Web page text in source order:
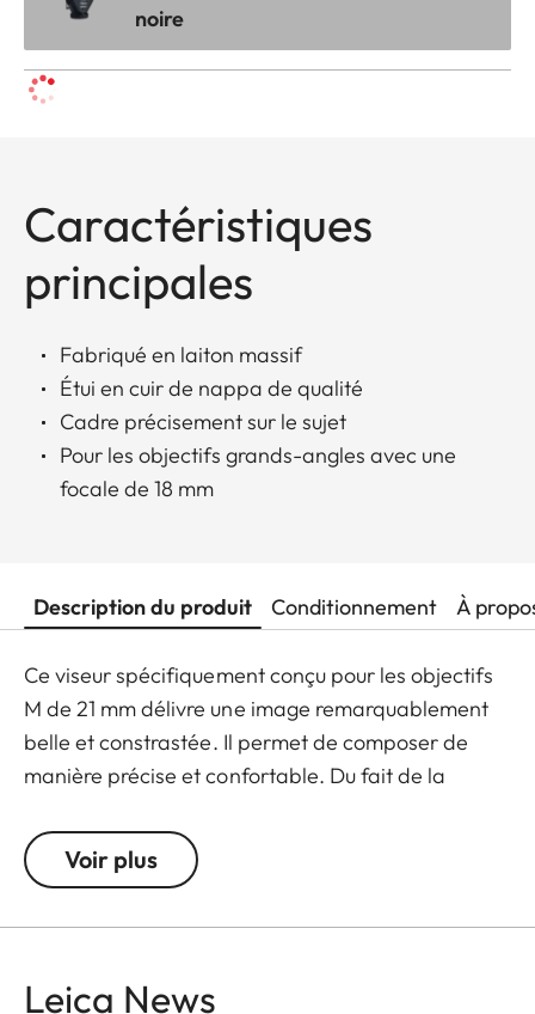
noire
Caractéristiques
principales
Fabriqué en laiton massif
Étui en cuir de nappa de qualité
Cadre précisement sur le sujet
Pour les objectifs grands-angles avec une
focale de 18 mm
Description du produit Conditionnement À
Ce viseur spécifiquement conçu pour les objectifs
M de 21 mm délivre une image remarquablement
belle et constrastée. Il permet de composer de
manière précise et confortable. Du fait de la
lumière incidente est utilisée pour éclairer le
contour de l'image sous la forme d'un cadre
Voir plus
Leica News